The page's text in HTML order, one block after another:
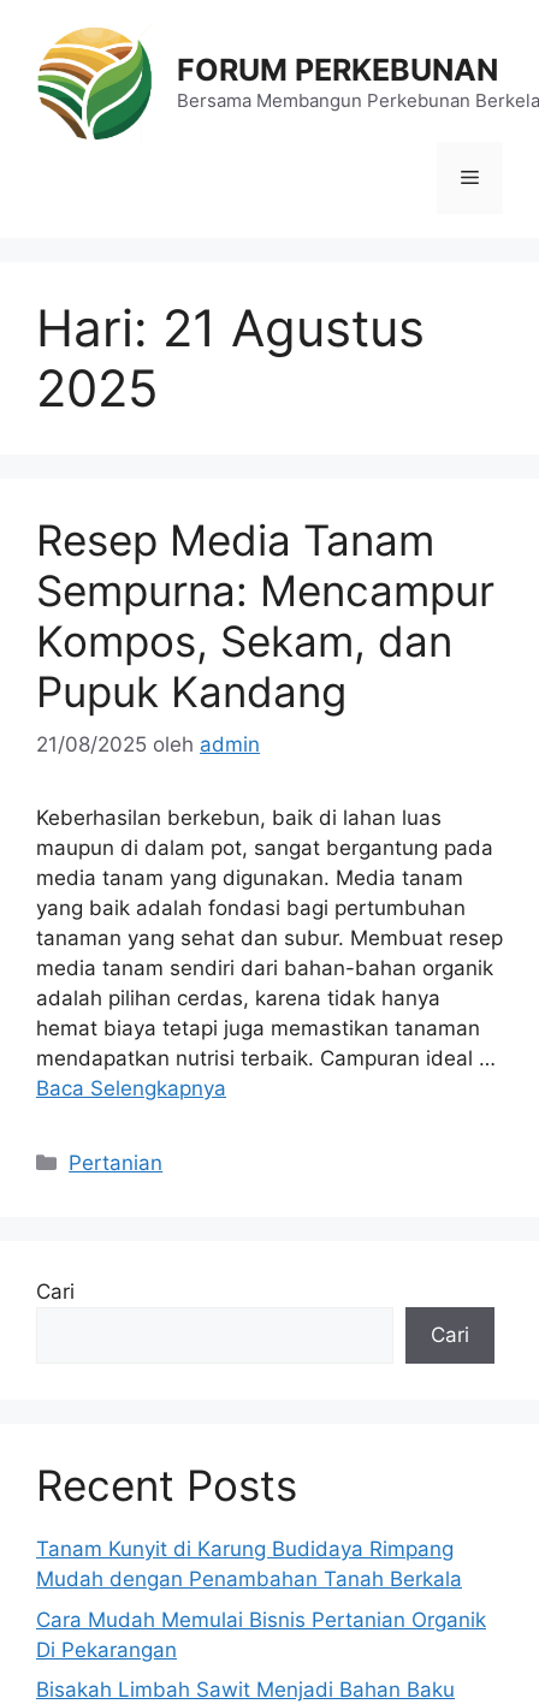
FORUM PERKEBUNAN
Bersama Membangun Perkebunan
Menu
Hari: 21 Agustus
2025
Resep Media Tanam
Sempurna: Mencampur
Kompos, Sekam, dan
Pupuk Kandang
21/08/2025 oleh admin
Keberhasilan berkebun, baik di lahan luas
maupun di dalam pot, sangat bergantung pada
media tanam yang digunakan. Media tanam
yang baik adalah fondasi bagi pertumbuhan
tanaman yang sehat dan subur. Membuat resep
media tanam sendiri dari bahan-bahan organik
adalah pilihan cerdas, karena tidak hanya
hemat biaya tetapi juga memastikan tanaman
mendapatkan nutrisi terbaik. Campuran ideal …
Baca Selengkapnya
Kategori
Pertanian
Cari
Cari
Recent Posts
Tanam Kunyit di Karung Budidaya Rimpang
Mudah dengan Penambahan Tanah Berkala
Cara Mudah Memulai Bisnis Pertanian Organik
Di Pekarangan
Bisakah Limbah Sawit Menjadi Bahan Baku